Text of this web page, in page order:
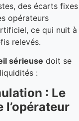
des écarts fixes
opérateurs
ce qui nuit à
relevés.
sérieuse doit se
:
: Le
l’opérateur